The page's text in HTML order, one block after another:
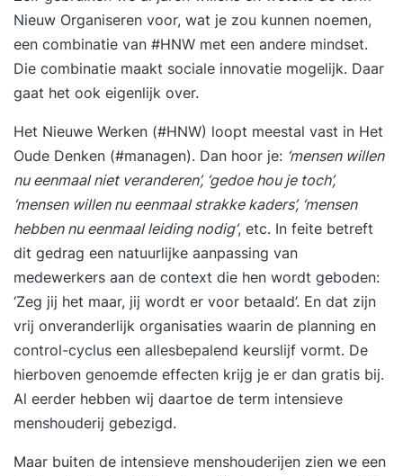
voor je samen te stellen op basis van je huidige
niveau en interesses. 3: Cursusdatum Op je zelf
gekozen cursusdatum ga je één op één aan de
slag met onze trainer, die je alle aspecten van de
Wij stellen een computer met de software tot je
beschikking. 4: StudyFlix Na de cursus Lightroom
CC krijg je toegang tot ons online
cursusplatform, waar je terug kan blikken op de
cursus of aan de slag kunt gaan met gevorderde
stof, certificaten kan verdienen & meer
Nieuw Organiseren voor, wat je zou kunnen noemen,
een combinatie van #HNW met een andere mindset.
Die combinatie maakt sociale innovatie mogelijk. Daar
gaat het ook eigenlijk over.
Het Nieuwe Werken (#HNW) loopt meestal vast in Het
Oude Denken (#managen). Dan hoor je: ‘mensen willen
nu eenmaal niet veranderen’, ‘gedoe hou je toch’,
‘mensen willen nu eenmaal strakke kaders’, ‘mensen
hebben nu eenmaal leiding nodig’, etc. In feite betreft
dit gedrag een natuurlijke aanpassing van
medewerkers aan de context die hen wordt geboden:
‘Zeg jij het maar, jij wordt er voor betaald’. En dat zijn
vrij onveranderlijk organisaties waarin de planning en
control-cyclus een allesbepalend keurslijf vormt. De
hierboven genoemde effecten krijg je er dan gratis bij.
Al eerder hebben wij daartoe de term intensieve
menshouderij gebezigd.
Maar buiten de intensieve menshouderijen zien we een